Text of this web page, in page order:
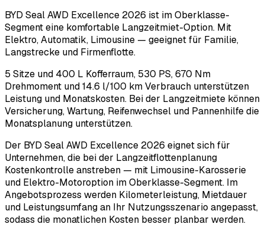
BYD Seal AWD Excellence 2026 ist im Oberklasse-
Segment eine komfortable Langzeitmiet-Option. Mit
Elektro, Automatik, Limousine — geeignet für Familie,
Langstrecke und Firmenflotte.
5 Sitze und 400 L Kofferraum, 530 PS, 670 Nm
Drehmoment und 14.6 l/100 km Verbrauch unterstützen
Leistung und Monatskosten. Bei der Langzeitmiete können
Versicherung, Wartung, Reifenwechsel und Pannenhilfe die
Monatsplanung unterstützen.
Der BYD Seal AWD Excellence 2026 eignet sich für
Unternehmen, die bei der Langzeitflottenplanung
Kostenkontrolle anstreben — mit Limousine-Karosserie
und Elektro-Motoroption im Oberklasse-Segment. Im
Angebotsprozess werden Kilometerleistung, Mietdauer
und Leistungsumfang an Ihr Nutzungsszenario angepasst,
sodass die monatlichen Kosten besser planbar werden.